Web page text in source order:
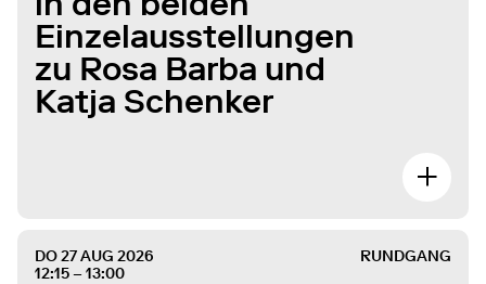
Einzelausstellungen
zu Rosa Barba und
Katja Schenker
DO 27 AUG 2026
12:15 – 13:00
RUNDGANG